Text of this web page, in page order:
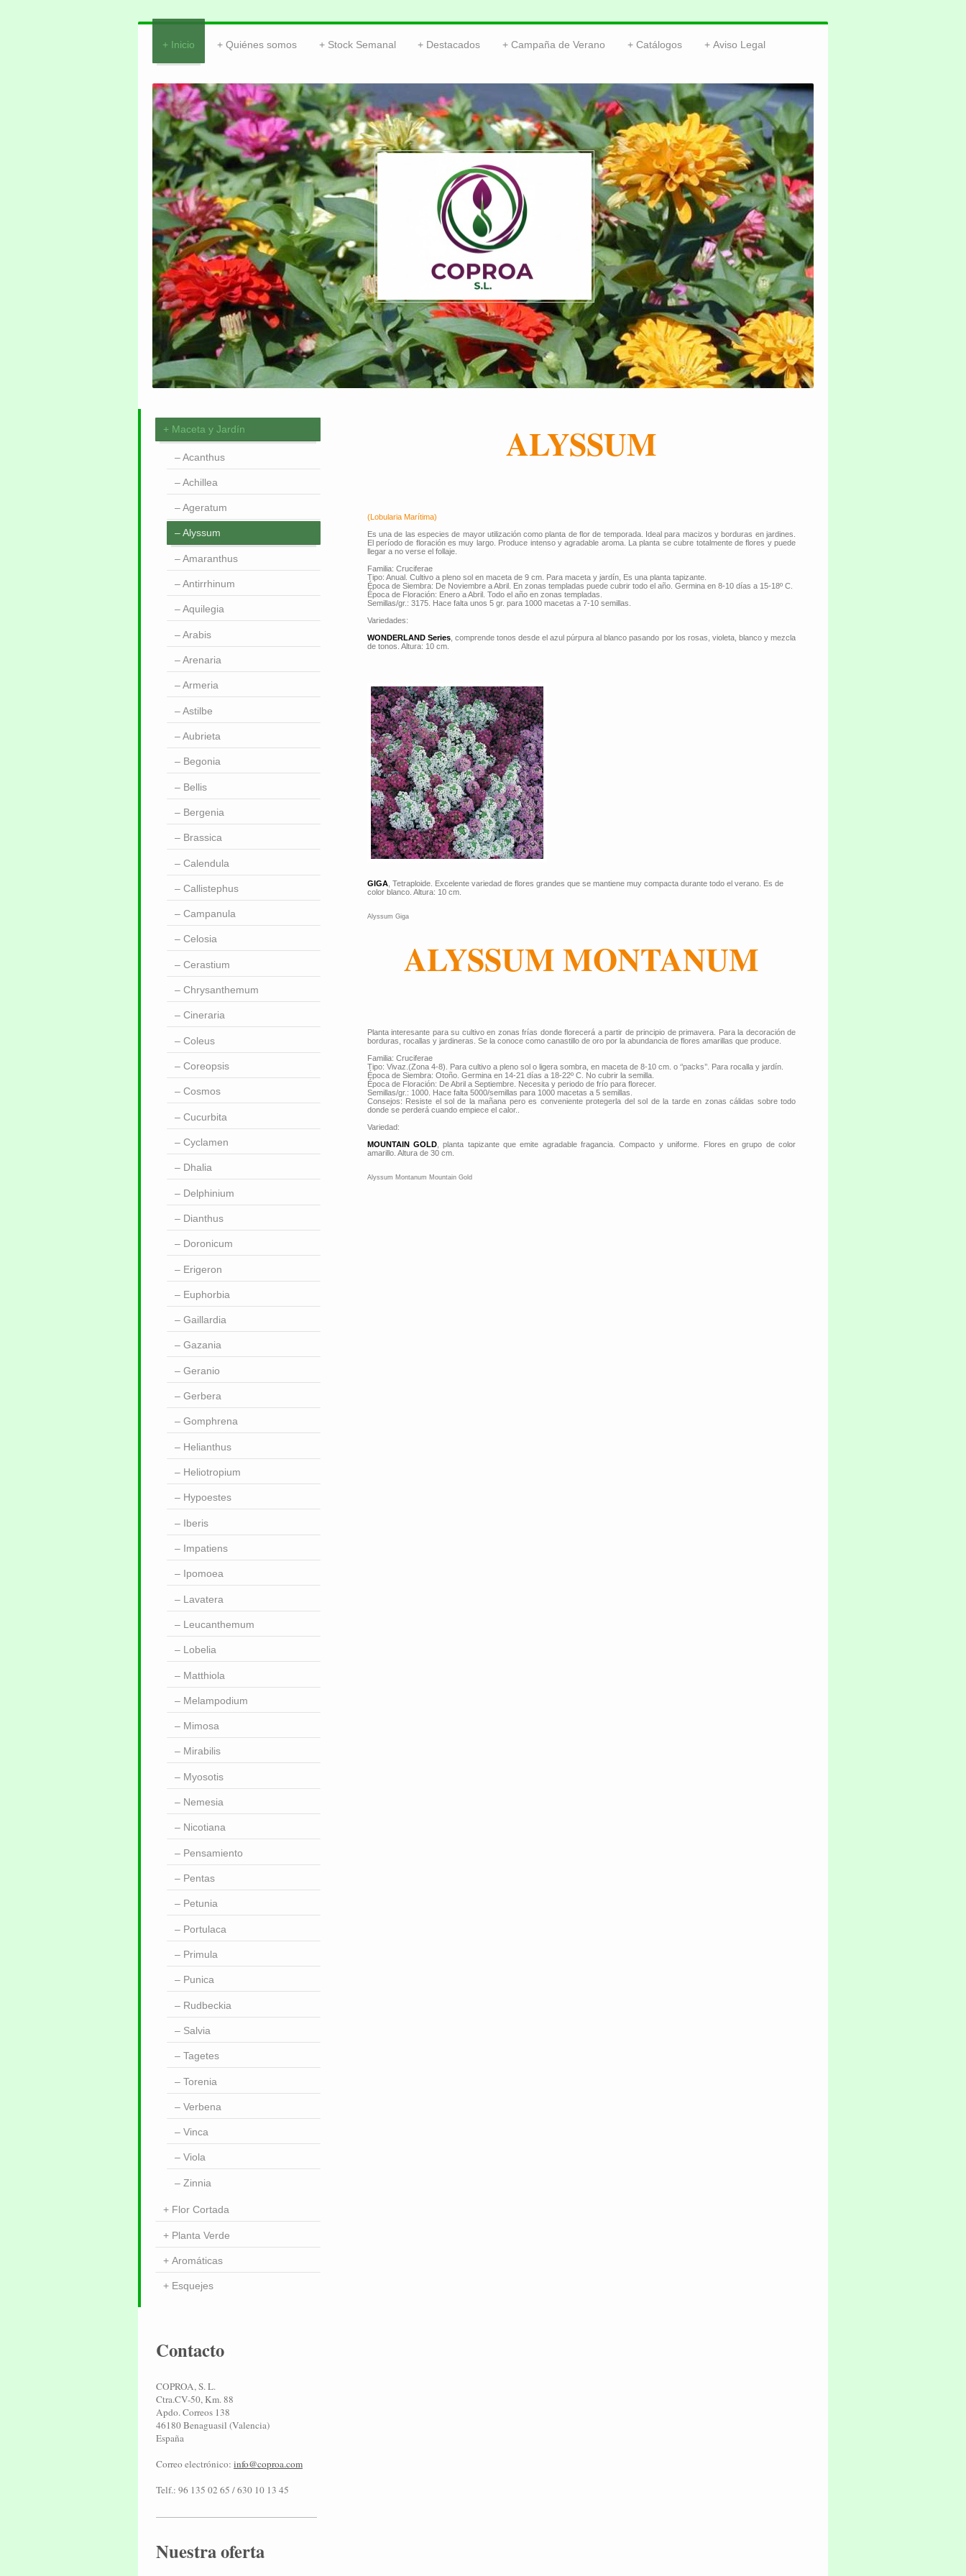
Inicio Quiénes somos Stock Semanal Destacados Campaña de Verano Catálogos Aviso Legal
ALYSSUM
(Lobularia Marítima)
Es una de las especies de mayor utilización como planta de flor de temporada. Ideal para macizos y borduras en jardines.
El período de floración es muy largo. Produce intenso y agradable aroma. La planta se cubre totalmente de flores y puede
llegar a no verse el follaje.
Familia: Cruciferae
Tipo: Anual. Cultivo a pleno sol en maceta de 9 cm. Para maceta y jardín, Es una planta tapizante.
Época de Siembra: De Noviembre a Abril. En zonas templadas puede cubrir todo el año. Germina en 8-10 días a 15-18º C.
Época de Floración: Enero a Abril. Todo el año en zonas templadas.
Semillas/gr.: 3175. Hace falta unos 5 gr. para 1000 macetas a 7-10 semillas.
Variedades:
WONDERLAND Series, comprende tonos desde el azul púrpura al blanco pasando por los rosas, violeta, blanco y mezcla
de tonos. Altura: 10 cm.
GIGA, Tetraploide. Excelente variedad de flores grandes que se mantiene muy compacta durante todo el verano. Es de
color blanco. Altura: 10 cm.
Alyssum Giga
ALYSSUM MONTANUM
Planta interesante para su cultivo en zonas frías donde florecerá a partir de principio de primavera. Para la decoración de
borduras, rocallas y jardineras. Se la conoce como canastillo de oro por la abundancia de flores amarillas que produce.
Familia: Cruciferae
Tipo: Vivaz.(Zona 4-8). Para cultivo a pleno sol o ligera sombra, en maceta de 8-10 cm. o ‘’packs’’. Para rocalla y jardín.
Época de Siembra: Otoño. Germina en 14-21 días a 18-22º C. No cubrir la semilla.
Época de Floración: De Abril a Septiembre. Necesita y periodo de frío para florecer.
Semillas/gr.: 1000. Hace falta 5000/semillas para 1000 macetas a 5 semillas.
Consejos: Resiste el sol de la mañana pero es conveniente protegerla del sol de la tarde en zonas cálidas sobre todo
donde se perderá cuando empiece el calor..
Variedad:
MOUNTAIN GOLD, planta tapizante que emite agradable fragancia. Compacto y uniforme. Flores en grupo de color
amarillo. Altura de 30 cm.
Alyssum Montanum Mountain Gold
Maceta y Jardín
Acanthus
Achillea
Ageratum
Alyssum
Amaranthus
Antirrhinum
Aquilegia
Arabis
Arenaria
Armeria
Astilbe
Aubrieta
Begonia
Bellis
Bergenia
Brassica
Calendula
Callistephus
Campanula
Celosia
Cerastium
Chrysanthemum
Cineraria
Coleus
Coreopsis
Cosmos
Cucurbita
Cyclamen
Dhalia
Delphinium
Dianthus
Doronicum
Erigeron
Euphorbia
Gaillardia
Gazania
Geranio
Gerbera
Gomphrena
Helianthus
Heliotropium
Hypoestes
Iberis
Impatiens
Ipomoea
Lavatera
Leucanthemum
Lobelia
Matthiola
Melampodium
Mimosa
Mirabilis
Myosotis
Nemesia
Nicotiana
Pensamiento
Pentas
Petunia
Portulaca
Primula
Punica
Rudbeckia
Salvia
Tagetes
Torenia
Verbena
Vinca
Viola
Zinnia
Flor Cortada
Planta Verde
Aromáticas
Esquejes
Contacto
COPROA, S. L.
Ctra.CV-50, Km. 88
Apdo. Correos 138
46180 Benaguasil (Valencia)
España
Correo electrónico: info@coproa.com
Telf.: 96 135 02 65 / 630 10 13 45
Nuestra oferta